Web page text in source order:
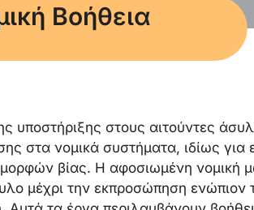
Βοήθεια
υποστήριξης στους αιτούντες
στα νομικά συστήματα, ιδίως για
βίας. Η αφοσιωμένη νομική
μέχρι την εκπροσώπηση